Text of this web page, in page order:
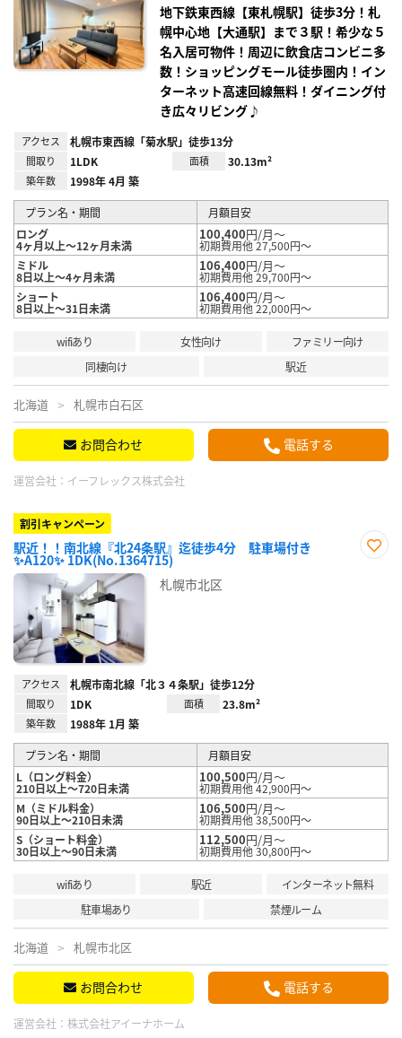
地下鉄東西線【東札幌駅】徒歩3分！札
幌中心地【大通駅】まで３駅！希少な５
名入居可物件！周辺に飲食店コンビニ多
数！ショッピングモール徒歩圏内！イン
ターネット高速回線無料！ダイニング付
き広々リビング♪
アクセス 札幌市東西線「菊水駅」徒歩13分
間取り 1LDK 面積 30.13m²
築年数 1998年 4月 築
プラン名・期間
月額目安
ロング
4ヶ月以上～12ヶ月未満
100,400円/月～
初期費用他 27,500円～
ミドル
8日以上～4ヶ月未満
106,400円/月～
初期費用他 29,700円～
ショート
8日以上～31日未満
106,400円/月～
初期費用他 22,000円～
wifiあり 女性向け
ファミリー向け
同棲向け
駅近
北海道 札幌市白石区
お問合わせ 電話する
運営会社： イーフレックス株式会社
割引キャンペーン
駅近！！南北線『北24条駅』迄徒歩4分 駐車場付き
✨A120✨ 1DK(No.1364715)
札幌市北区
アクセス 札幌市南北線「北３４条駅」徒歩12分
間取り 1DK 面積 23.8m²
築年数 1988年 1月 築
プラン名・期間
月額目安
L（ロング料金）
210日以上～720日未満
100,500円/月～
初期費用他 42,900円～
M（ミドル料金）
90日以上～210日未満
106,500円/月～
初期費用他 38,500円～
S（ショート料金）
30日以上～90日未満
112,500円/月～
初期費用他 30,800円～
wifiあり 駅近
インターネット無料
駐車場あり
禁煙ルーム
北海道 札幌市北区
お問合わせ 電話する
運営会社： 株式会社アイーナホーム